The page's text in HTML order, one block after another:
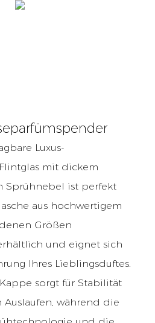
Luxus-
mit dickem
Sprühnebel ist perfekt
aus hochwertigem
Größen
und eignet sich
Ihres Lieblingsduftes.
sorgt für Stabilität
während die